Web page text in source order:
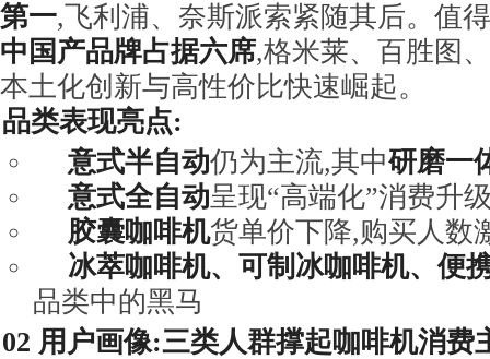
第一,飞利浦、奈斯派索紧随其后。值
中国产品牌占据六席,格米莱、百胜图
本土化创新与高性价比快速崛起。
品类表现亮点:
意式半自动仍为主流,其中研磨一
意式全自动呈现“高端化”消费升
胶囊咖啡机货单价下降,购买人数
冰萃咖啡机、可制冰咖啡机、便
品类中的黑马
02 用户画像:三类人群撑起咖啡机消费